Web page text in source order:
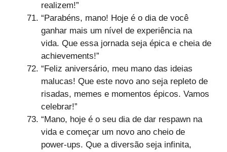
realizem!”
“Parabéns, mano! Hoje é o dia de você
ganhar mais um nível de experiência na
vida. Que essa jornada seja épica e cheia de
achievements!”
“Feliz aniversário, meu mano das ideias
malucas! Que este novo ano seja repleto de
risadas, memes e momentos épicos. Vamos
celebrar!”
“Mano, hoje é o seu dia de dar respawn na
vida e começar um novo ano cheio de
power-ups. Que a diversão seja infinita,